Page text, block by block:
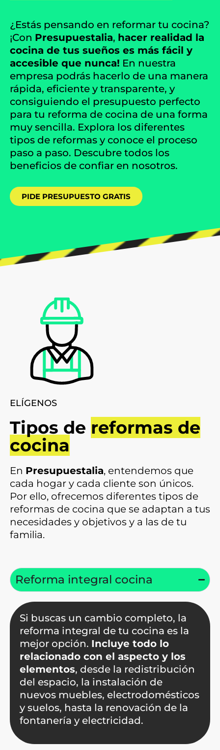
¿Estás pensando en reformar tu cocina?
¡Con Presupuestalia, hacer realidad la
cocina de tus sueños es más fácil y
accesible que nunca! En nuestra
empresa podrás hacerlo de una manera
rápida, eficiente y transparente, y
consiguiendo el presupuesto perfecto
para tu reforma de cocina de una forma
muy sencilla. Explora los diferentes
tipos de reformas y conoce el proceso
paso a paso. Descubre todos los
beneficios de confiar en nosotros.
PIDE PRESUPUESTO GRATIS
ELÍGENOS
Tipos de reformas de
cocina
En Presupuestalia , entendemos que
cada hogar y cada cliente son únicos.
Por ello, ofrecemos diferentes tipos de
reformas de cocina que se adaptan a tus
necesidades y objetivos y a las de tu
familia.
Reforma integral cocina
Si buscas un cambio completo, la
reforma integral de tu cocina es la
mejor opción. Incluye todo lo
relacionado con el aspecto y los
elementos, desde la redistribución
del espacio, la instalación de
nuevos muebles, electrodomésticos
y suelos, hasta la renovación de la
fontanería y electricidad.